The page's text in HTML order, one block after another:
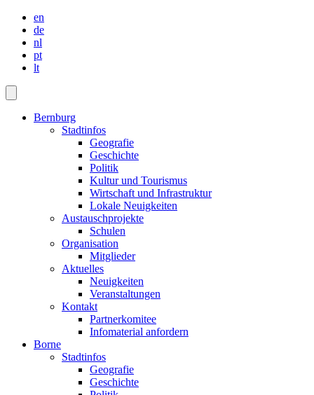
en
de
nl
pt
lt
Bernburg
Stadtinfos
Geografie
Geschichte
Politik
Kultur und Tourismus
Wirtschaft und Infrastruktur
Lokale Neuigkeiten
Austauschprojekte
Schulen
Organisation
Mitglieder
Aktuelles
Neuigkeiten
Veranstaltungen
Kontakt
Partnerkomitee
Infomaterial anfordern
Borne
Stadtinfos
Geografie
Geschichte